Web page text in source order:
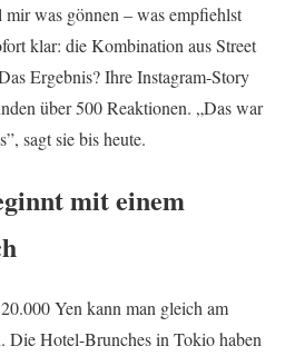
was gönnen – was empfiehlst
klar: die Kombination aus Street
Ergebnis? Ihre Instagram-Story
über 500 Reaktionen. „Das war
sagt sie bis heute.
mit einem
Yen kann man gleich am
Die Hotel-Brunches in Tokio haben